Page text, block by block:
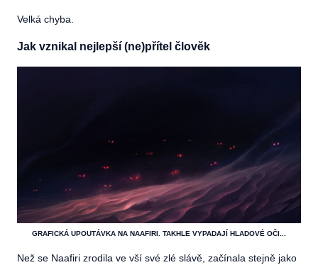
Velká chyba.
Jak vznikal nejlepší (ne)přítel člověk
GRAFICKÁ UPOUTÁVKA NA NAAFIRI. TAKHLE VYPADAJÍ HLADOVÉ OČI...
Než se Naafiri zrodila ve vší své zlé slávě, začínala stejně jako